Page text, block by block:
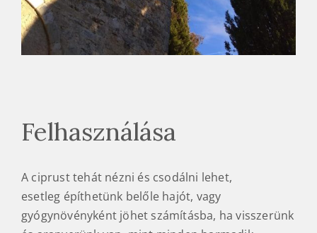
Felhasználása
A ciprust tehát nézni és csodálni lehet,
esetleg építhetünk belőle hajót, vagy
gyógynövényként jöhet számításba, ha visszerünk